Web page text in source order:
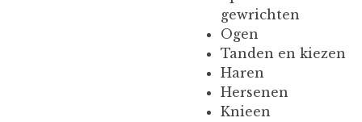
gewrichten
Ogen
Tanden en kiezen
Haren
Hersenen
Knieen